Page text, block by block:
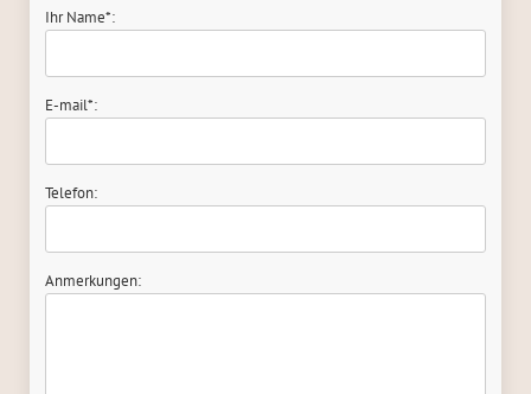
Ihr Name*:
E-mail*:
Telefon:
Anmerkungen: